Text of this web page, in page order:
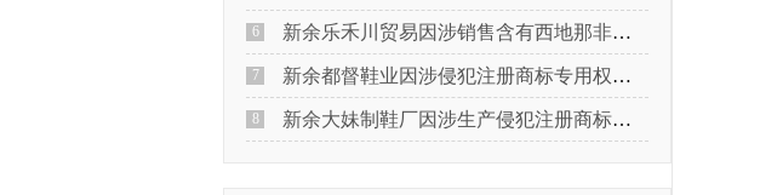
6 新余乐禾川贸易因涉销售含有西地那非的保健食品被查
7 新余都督鞋业因涉侵犯注册商标专用权被查
8 新余大妹制鞋厂因涉生产侵犯注册商标专用权的产品被查